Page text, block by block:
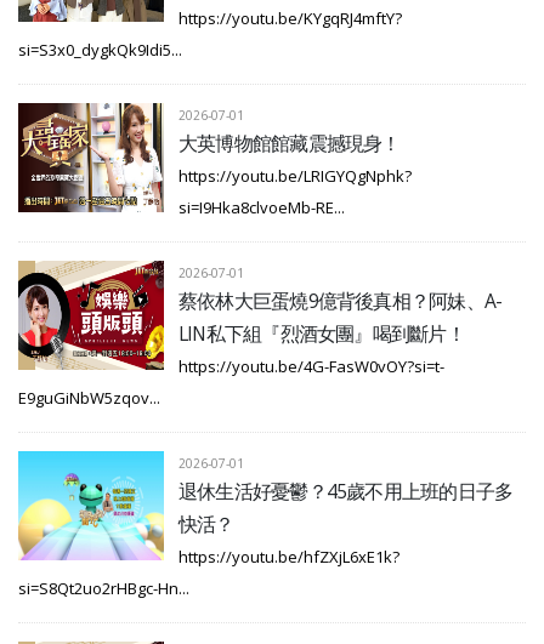
https://youtu.be/KYgqRJ4mftY?
si=S3x0_dygkQk9Idi5...
2026-07-01
大英博物館館藏震撼現身！
https://youtu.be/LRIGYQgNphk?
si=I9Hka8clvoeMb-RE...
2026-07-01
蔡依林大巨蛋燒9億背後真相？阿妹、A-
LIN私下組『烈酒女團』喝到斷片！
https://youtu.be/4G-FasW0vOY?si=t-
E9guGiNbW5zqov...
2026-07-01
退休生活好憂鬱？45歲不用上班的日子多
快活？
https://youtu.be/hfZXjL6xE1k?
si=S8Qt2uo2rHBgc-Hn...